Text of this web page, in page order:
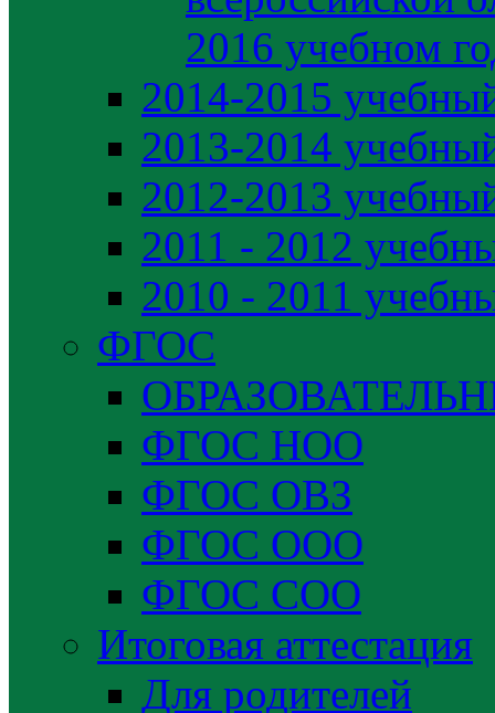
2016 учебном
2014-2015
2013-2014
2012-2013
2011 - 2012
2010 - 2011
ФГОС
ФГОС НОО
ФГОС ОВЗ
ФГОС ООО
ФГОС СОО
Итоговая аттестация
Для родителей